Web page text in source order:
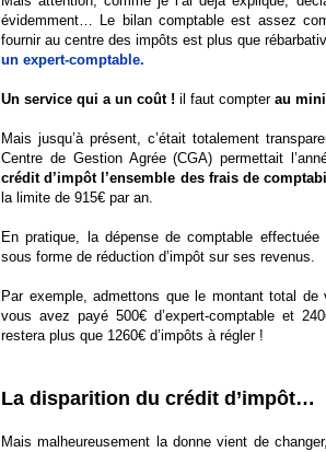
évidemment… Le bilan comptable est assez
fournir au centre des impôts est plus que
un expert-comptable.
Un service qui a un coût ! il faut compterau
Mais jusqu’à présent, c’était totalement
Centre de Gestion Agrée (CGA) permettait
crédit d’impôt l’ensemble des frais de
la limite de 915€ par an.
En pratique, la dépense de comptable effectuée
sous forme de réduction d’impôt sur ses revenus.
Par exemple, admettons que le montant total
vous avez payé 500€ d’expert-comptable et
restera plus que 1260€ d’impôts à régler !
La disparition du crédit d’impôt…
Mais malheureusement la donne vient de changer,